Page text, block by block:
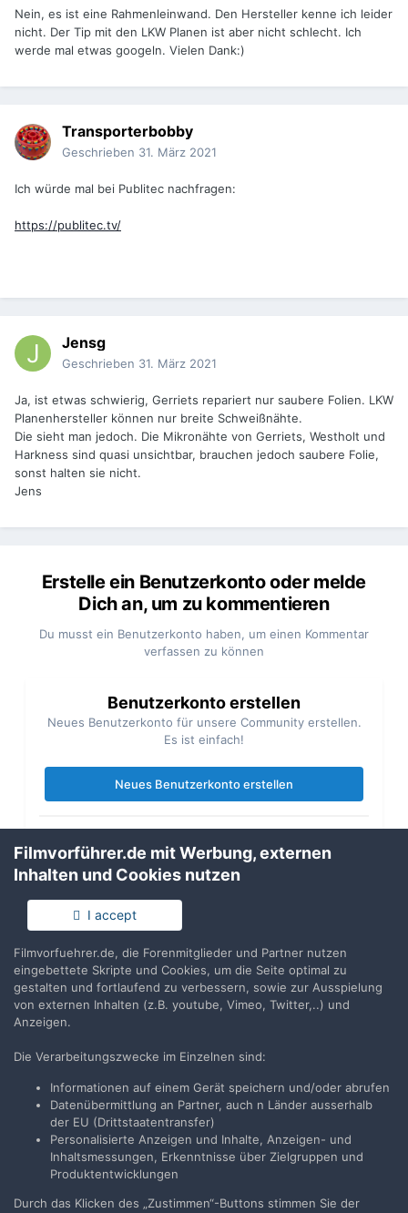
Nein, es ist eine Rahmenleinwand. Den Hersteller kenne ich leider
nicht. Der Tip mit den LKW Planen ist aber nicht schlecht. Ich
werde mal etwas googeln. Vielen Dank:)
Transporterbobby
Geschrieben 31. März 2021
Ich würde mal bei Publitec nachfragen:
https://publitec.tv/
Jensg
Geschrieben 31. März 2021
Ja, ist etwas schwierig, Gerriets repariert nur saubere Folien. LKW
Planenhersteller können nur breite Schweißnähte.
Die sieht man jedoch. Die Mikronähte von Gerriets, Westholt und
Harkness sind quasi unsichtbar, brauchen jedoch saubere Folie,
sonst halten sie nicht.
Jens
Erstelle ein Benutzerkonto oder melde
Dich an, um zu kommentieren
Du musst ein Benutzerkonto haben, um einen Kommentar
verfassen zu können
Benutzerkonto erstellen
Neues Benutzerkonto für unsere Community erstellen.
Es ist einfach!
Neues Benutzerkonto erstellen
Anmelden
Du hast bereits ein Benutzerkonto? Melde Dich hier an.
Jetzt anmelden
Teilen Folgen
Zur Themenübersicht
Filmvorführer.de via Google durchsuchen:
Filmvorführer.de mit Werbung, externen
Inhalten und Cookies nutzen
I accept
Filmvorfuehrer.de, die Forenmitglieder und Partner nutzen
eingebettete Skripte und Cookies, um die Seite optimal zu
gestalten und fortlaufend zu verbessern, sowie zur Ausspielung
von externen Inhalten (z.B. youtube, Vimeo, Twitter,..) und
Anzeigen.
Die Verarbeitungszwecke im Einzelnen sind:
Informationen auf einem Gerät speichern und/oder abrufen
Datenübermittlung an Partner, auch n Länder ausserhalb
der EU (Drittstaatentransfer)
Personalisierte Anzeigen und Inhalte, Anzeigen- und
Inhaltsmessungen, Erkenntnisse über Zielgruppen und
Produktentwicklungen
Durch das Klicken des „Zustimmen“-Buttons stimmen Sie der